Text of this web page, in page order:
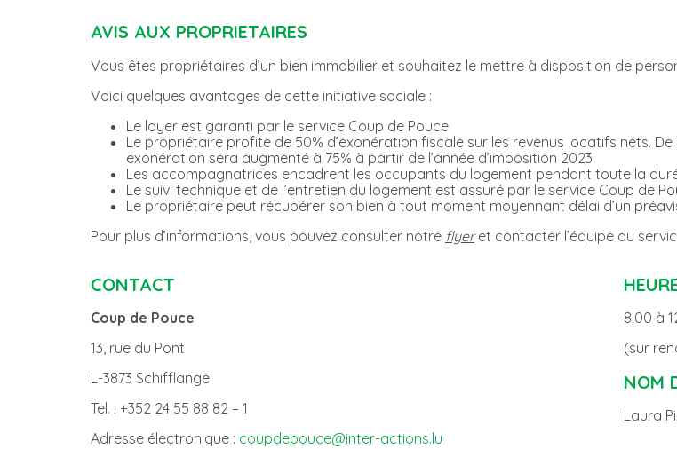
AVIS AUX PROPRIETAIRES
Vous êtes propriétaires d’un bien immobilier et souhaitez le mettre à disposition de
Voici quelques avantages de cette initiative sociale :
Le loyer est garanti par le service Coup de Pouce
Le propriétaire profite de 50% d’exonération fiscale sur les revenus locatifs nets.
exonération sera augmenté à 75% à partir de l’année d’imposition 2023
Les accompagnatrices encadrent les occupants du logement pendant toute la
Le suivi technique et de l’entretien du logement est assuré par le service Coup de
Le propriétaire peut récupérer son bien à tout moment moyennant délai d’un
Pour plus d’informations, vous pouvez consulter notre flyeret contacter l’équipe du
CONTACT
Coup de Pouce
13, rue du Pont
L-3873 Schifflange
Tel. : +352 24 55 88 82 – 1
Adresse électronique : coupdepouce@inter-actions.lu
8.00 à
(sur
NOM
Laura